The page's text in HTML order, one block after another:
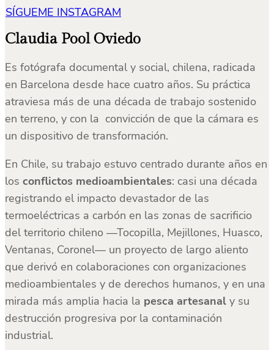
SÍGUEME INSTAGRAM
Claudia Pool Oviedo
Es fotógrafa documental y social, chilena, radicada
en Barcelona desde hace cuatro años. Su práctica
atraviesa más de una década de trabajo sostenido
en terreno, y con la convicción de que la cámara es
un dispositivo de transformación.
En Chile, su trabajo estuvo centrado durante años en
los conflictos medioambientales: casi una década
registrando el impacto devastador de las
termoeléctricas a carbón en las zonas de sacrificio
del territorio chileno —Tocopilla, Mejillones, Huasco,
Ventanas, Coronel— un proyecto de largo aliento
que derivó en colaboraciones con organizaciones
medioambientales y de derechos humanos, y en una
mirada más amplia hacia la pesca artesanal y su
destrucción progresiva por la contaminación
industrial.